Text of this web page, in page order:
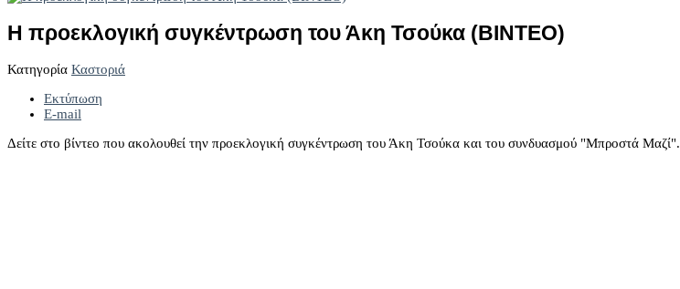
Η προεκλογική συγκέντρωση του Άκη Τσούκα (BINTEO)
Κατηγορία Καστοριά
Εκτύπωση
E-mail
Δείτε στο βίντεο που ακολουθεί την προεκλογική συγκέντρωση του Άκη Τσούκα και του συνδυασμού "Μπροστά Μαζί".